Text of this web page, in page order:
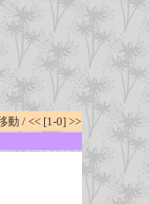
動 / << [1-0] >>